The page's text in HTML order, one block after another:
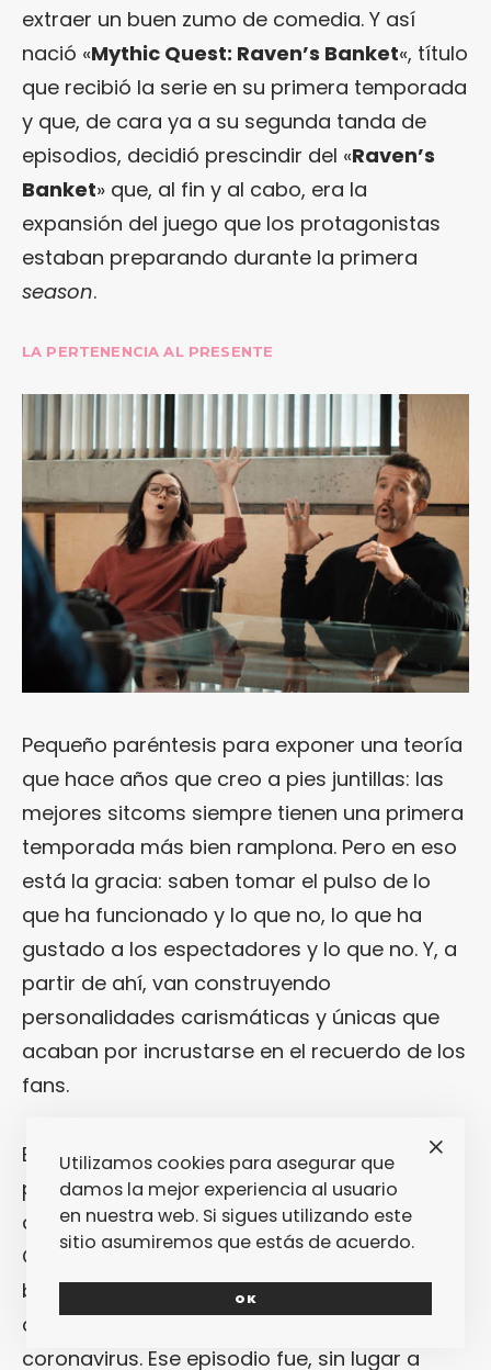
extraer un buen zumo de comedia. Y así
nació «Mythic Quest: Raven’s Banket«, título
que recibió la serie en su primera temporada
y que, de cara ya a su segunda tanda de
episodios, decidió prescindir del «Raven’s
Banket» que, al fin y al cabo, era la
expansión del juego que los protagonistas
estaban preparando durante la primera
season.
LA PERTENENCIA AL PRESENTE
Pequeño paréntesis para exponer una teoría
que hace años que creo a pies juntillas: las
mejores sitcoms siempre tienen una primera
temporada más bien ramplona. Pero en eso
está la gracia: saben tomar el pulso de lo
que ha funcionado y lo que no, lo que ha
gustado a los espectadores y lo que no. Y, a
partir de ahí, van construyendo
personalidades carismáticas y únicas que
acaban por incrustarse en el recuerdo de los
fans.
Esto es precisamente lo que ocurrió en una
primera temporada de «Mythic Quest
despegó precisamente en su capítulo final…
Que no fue un capítulo finalper sé, sino más
bien un capítulo especial durante la
cuarentena forzada por la crisis del
coronavirus. Ese episodio fue, sin lugar a
Utilizamos cookies para asegurar que
damos la mejor experiencia al usuario
en nuestra web. Si sigues utilizando este
sitio asumiremos que estás de acuerdo.
OK